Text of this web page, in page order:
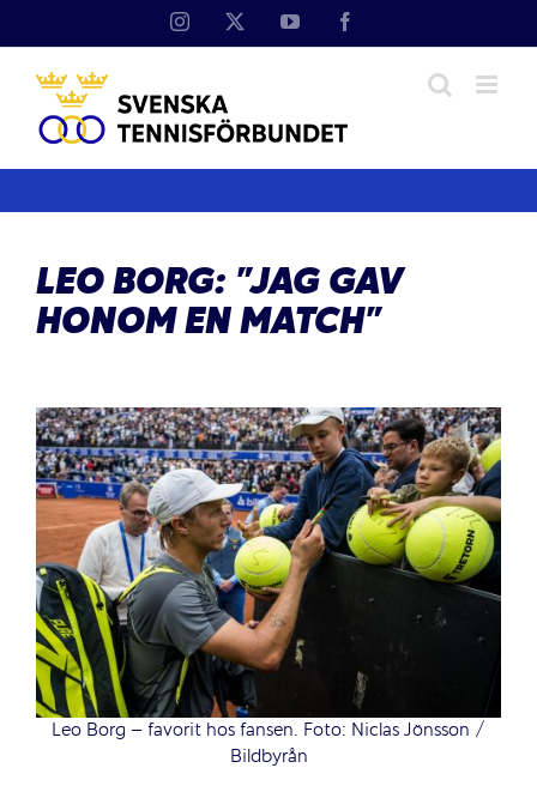
Instagram YouTube
LEO BORG: ”JAG GAV
HONOM EN MATCH”
Leo Borg – favorit hos fansen. Foto: Niclas Jönsson /
Bildbyrån